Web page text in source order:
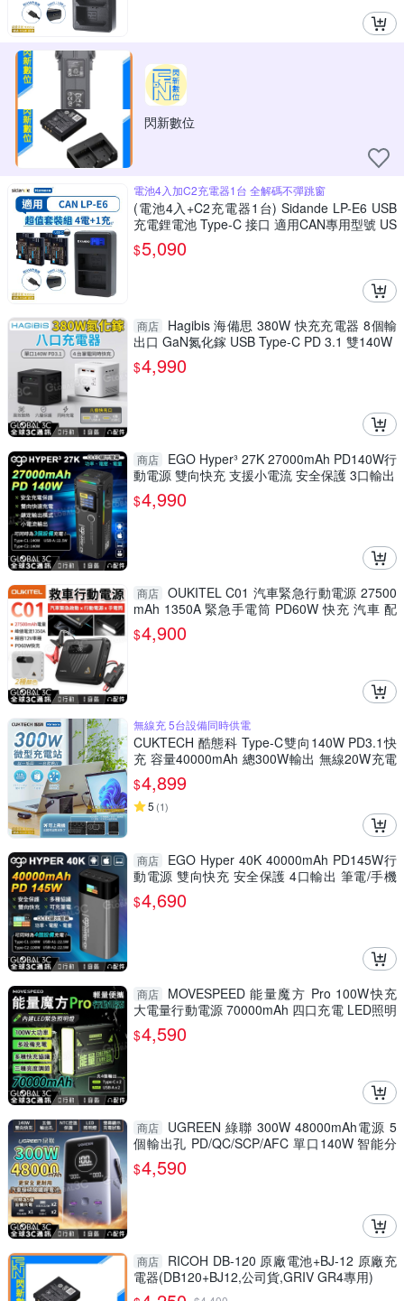
閃新數位
電池4入加C2充電器1台 全解碼不彈跳窗
(電池4入+C2充電器1台) Sidande LP-E6 USB
充電鋰電池 Type-C 接口 適用CAN專用型號 US
B-C 相機電池 LP-E6兼容電池 相機長效電池 U
SB充電鋰電池 戶外攝影
$5,090
商店
Hagibis 海備思 380W 快充充電器 8個輸
出口 GaN氮化鎵 USB Type-C PD 3.1 雙140W
$4,990
商店
EGO Hyper³ 27K 27000mAh PD140W行
動電源 雙向快充 支援小電流 安全保護 3口輸出
$4,990
商店 OUKITEL C01 汽車緊急行動電源 27500
mAh 1350A 緊急手電筒 PD60W 快充 汽車 配
件
$4,900
無線充 5台設備同時供電
CUKTECH 酷態科 Type-C雙向140W PD3.1快
充 容量40000mAh 總300W輸出 無線20W充電
行動電源30號 P01CT 螢幕顯示 同時充5台設備
旅行用行動電源
$4,899
5 (1)
商店
EGO Hyper 40K 40000mAh PD145W行
動電源 雙向快充 安全保護 4口輸出 筆電/手機
充電
$4,690
商店
MOVESPEED 能量魔方 Pro 100W快充
大電量行動電源 70000mAh 四口充電 LED照明
燈
$4,590
商店
UGREEN 綠聯 300W 48000mAh電源 5
個輸出孔 PD/QC/SCP/AFC 單口140W 智能分
流/控溫
$4,590
商店
RICOH DB-120 原廠電池+BJ-12 原廠充
電器(DB120+BJ12,公司貨,GRIV GR4專用)